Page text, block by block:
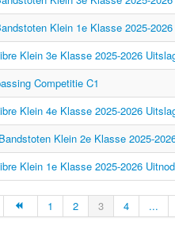
Klein 1e Klasse 2025-
Klein 3e Klasse 2025-2026
Competitie C1
Klein 4e Klasse 2025-2026
Klein 2e Klasse 2025-
Klein 1e Klasse 2025-2026
1 2 3 4 ...